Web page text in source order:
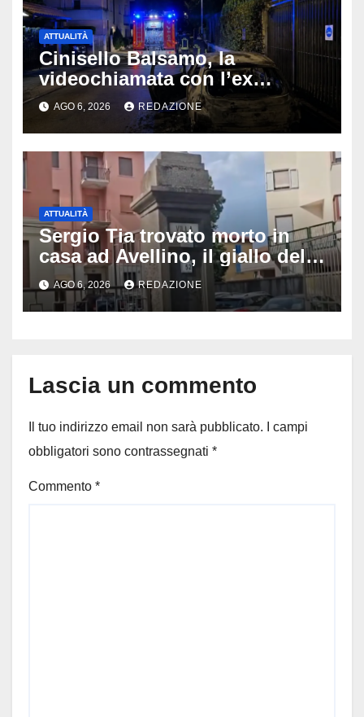
ATTUALITÀ
Cinisello Balsamo, la
videochiamata con l’ex
fidanzata e il dramma: 35enne
lotta tra la vita e la morte
AGO 6, 2026 REDAZIONE
ATTUALITÀ
Sergio Tia trovato morto in
casa ad Avellino, il giallo della
porta socchiusa: disposta
l’autopsia
AGO 6, 2026 REDAZIONE
Lascia un commento
Il tuo indirizzo email non sarà pubblicato.
I campi
obbligatori sono contrassegnati *
Commento *